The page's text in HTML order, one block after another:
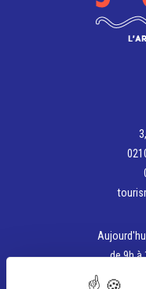
de 9h à